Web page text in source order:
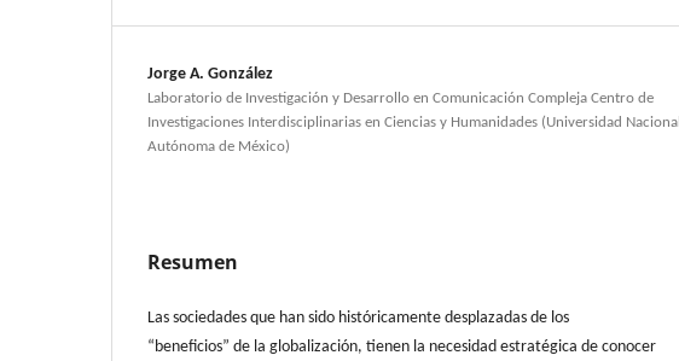
Jorge A. González
Laboratorio de Investigación y Desarrollo en Comunicación Compleja Centro de
Investigaciones Interdisciplinarias en Ciencias y Humanidades (Universidad Nacional
Autónoma de México)
Resumen
Las sociedades que han sido históricamente desplazadas de los
“beneficios” de la globalización, tienen la necesidad estratégica de conocer